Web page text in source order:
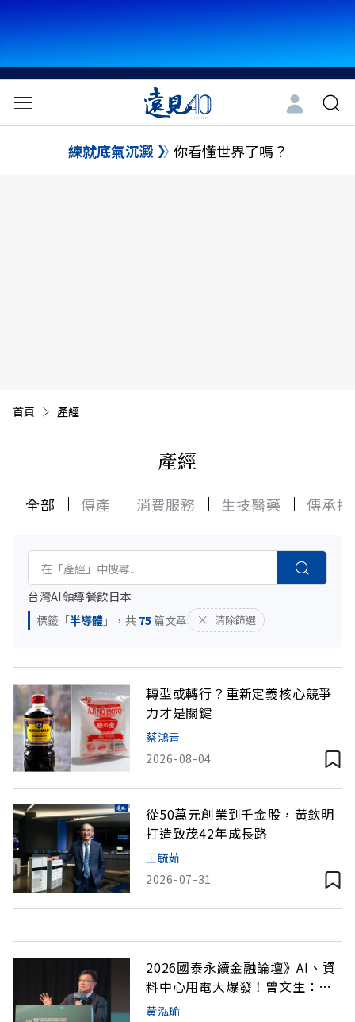
練就底氣沉澱 你看懂世界了嗎？
首頁 目前頁面：
產經
產經
全部 傳產 消費服務 生技醫藥 傳承
台灣AI領導餐飲日本
標籤「半導體 」，共 75 篇文章 清除篩選
轉型或轉行？重新定義核心競爭
力才是關鍵
蔡鴻青
2026-08-04
從50萬元創業到千金股，黃欽明
打造致茂42年成長路
王毓茹
2026-07-31
2026國泰永續金融論壇》AI、資
料中心用電大爆發！曾文生：供
電思維轉向，正確選址才是關鍵
黃泓瑜